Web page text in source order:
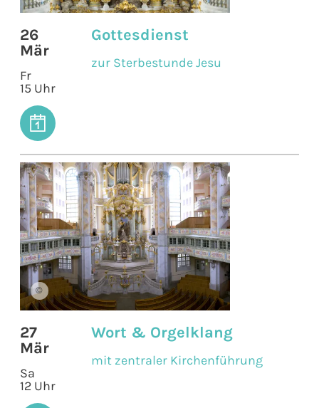
26
Mär
Fr
15 Uhr
Gottesdienst
zur Sterbestunde Jesu
©
27
Mär
Sa
12 Uhr
Wort & Orgelklang
mit zentraler Kirchenführung